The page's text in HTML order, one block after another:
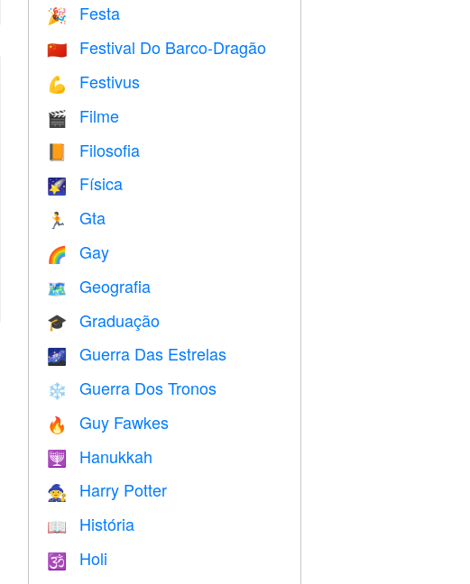
🎉 Festa
🇨🇳 Festival Do Barco-Dragão
💪 Festivus
🎬 Filme
Filosofia
🌠 Física
🏃 Gta
🌈 Gay
🗺 Geografia
🎓 Graduação
🌌 Guerra Das Estrelas
❄️ Guerra Dos Tronos
🔥 Guy Fawkes
🕎 Hanukkah
🧙 Harry Potter
📖 História
🕉
Holi